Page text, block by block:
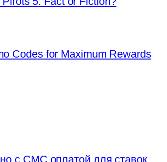
Codes for Maximum Rewards
с СМС оплатой для ставок